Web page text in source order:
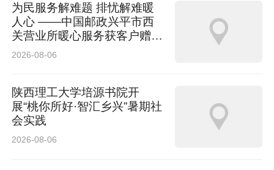
为民服务解难题 排忧解难暖
人心 ——中国邮政兴平市西
关营业所暖心服务获客户赠送
锦旗
2026-08-06
陕西理工大学培源书院开
展“桃你所好·智汇乡兴”暑期社
会实践
2026-08-06